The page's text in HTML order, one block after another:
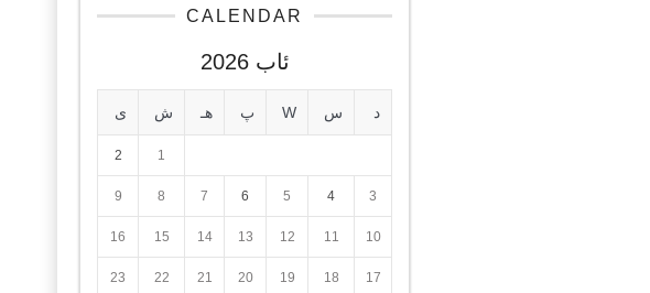
CALENDAR
ئاب 2026
د س W پ هـ ش ی
1
2
3
4
5
6
7
8
9
10
11
12
13
14
15
16
17
18
19
20
21
22
23